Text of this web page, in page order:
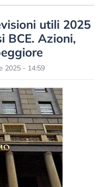
utili 2025
BCE. Azioni,
2025 - 14:59